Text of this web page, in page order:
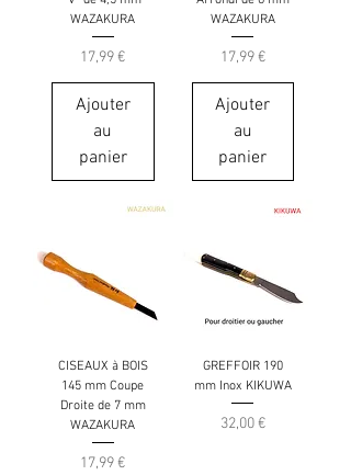
WAZAKURA
Prix
17,99 €
Ajouter
au
panier
WAZAKURA
Prix
17,99 €
Ajouter
au
panier
CISEAUX à BOIS
145 mm Coupe
Droite de 7 mm
WAZAKURA
Prix
17,99 €
GREFFOIR 190
mm Inox KIKUWA
Prix
32,00 €